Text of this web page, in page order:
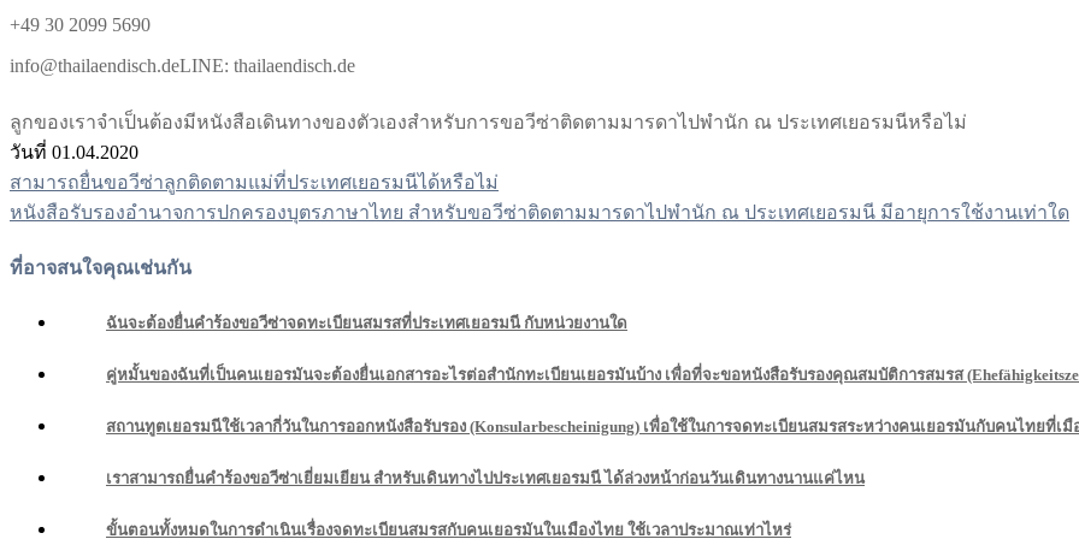
+49 30 2099 5690
info@thailaendisch.deLINE: thailaendisch.de
ลูกของเราจำเป็นต้องมีหนังสือเดินทางของตัวเองสำหรับการขอวีซ่าติดตามมารดาไปพำนัก ณ ประเทศเยอรมนีหรือไม่
วันที่ 01.04.2020
แนะแนว
สามารถยื่นขอวีซ่าลูกติดตามแม่ที่ประเทศเยอรมนีได้หรือไม่
หนังสือรับรองอำนาจการปกครองบุตรภาษาไทย สำหรับขอวีซ่าติดตามมารดาไปพำนัก ณ ประเทศเยอรมนี มีอายุการใช้งานเท่าใด
ที่อาจสนใจคุณเช่นกัน
ฉันจะต้องยื่นคำร้องขอวีซ่าจดทะเบียนสมรสที่ประเทศเยอรมนี กับหน่วยงานใด
คู่หมั้นของฉันที่เป็นคนเยอรมันจะต้องยื่นเอกสารอะไรต่อสำนักทะเบียนเยอรมันบ้าง เพื่อที่จะขอหนังสือรับรองคุณสมบัติการสมรส
สถานทูตเยอรมนีใช้เวลากี่วันในการออกหนังสือรับรอง (Konsularbescheinigung) เพื่อใช้ในการจดทะเบียนสมรสระหว่างคนเยอรมันกับคนไทยที่เมื
เราสามารถยื่นคำร้องขอวีซ่าเยี่ยมเยียน สำหรับเดินทางไปประเทศเยอรมนี ได้ล่วงหน้าก่อนวันเดินทางนานแค่ไหน
ขั้นตอนทั้งหมดในการดำเนินเรื่องจดทะเบียนสมรสกับคนเยอรมันในเมืองไทย ใช้เวลาประมาณเท่าไหร่